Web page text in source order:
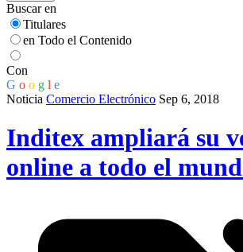
Buscar en
Titulares
en Todo el Contenido
Con
G o o g l e
Noticia Comercio Electrónico Sep 6, 2018
Inditex ampliará su
online a todo el